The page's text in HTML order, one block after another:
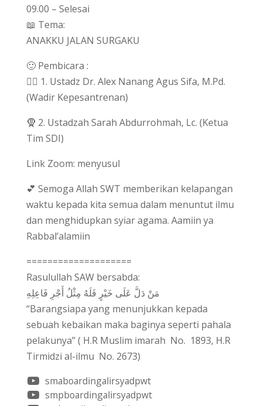
09.00 – Selesai
📖 Tema:
ANAKKU JALAN SURGAKU
🙂 Pembicara :
👳‍♀️ 1. Ustadz Dr. Alex Nanang Agus Sifa, M.Pd.
(Wadir Kepesantrenan)
🧕 2. Ustadzah Sarah Abdurrohmah, Lc. (Ketua
Tim SDI)
Link Zoom: menyusul
💕 Semoga Allah SWT memberikan kelapangan
waktu kepada kita semua dalam menuntut ilmu
dan menghidupkan syiar agama. Aamiin ya
Rabbal’alamiin
====================
Rasulullah SAW bersabda:
مَنْ دَلَّ عَلَى خَيْرٍ فَلَهُ مِثْلُ أَجْرِ فَاعِلِهِ
“Barangsiapa yang menunjukkan kepada
sebuah kebaikan maka baginya seperti pahala
pelakunya” ( H.R Muslim imarah No. 1893, H.R
Tirmidzi al-ilmu No. 2673)
smaboardingalirsyadpwt
smpboardingalirsyadpwt